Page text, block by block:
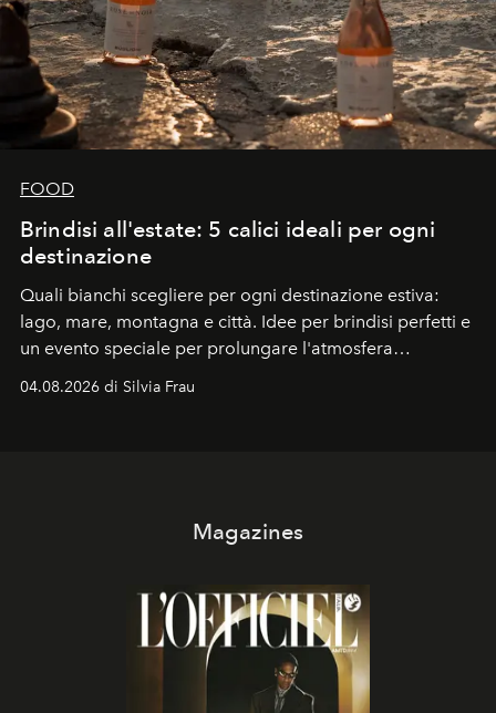
FOOD
Brindisi all'estate: 5 calici ideali per ogni
destinazione
Quali bianchi scegliere per ogni destinazione estiva:
lago, mare, montagna e città. Idee per brindisi perfetti e
un evento speciale per prolungare l'atmosfera
04.08.2026 di Silvia Frau
Magazines